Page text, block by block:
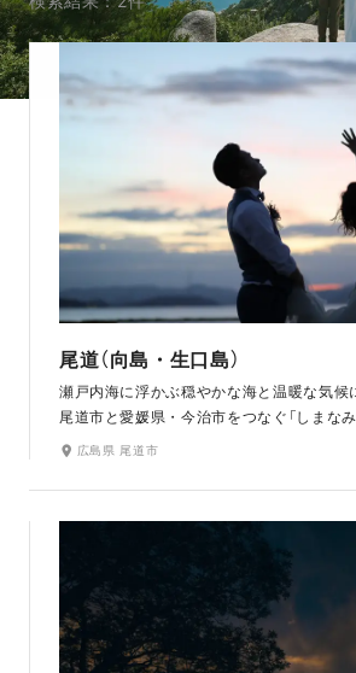
尾道（向島・生口島）
瀬戸内海に浮かぶ穏やかな海と温暖な気候
尾道市と愛媛県・今治市をつなぐ「しまな
らの撮影は、まるで旅気分。人気カフェ「立
感じながら撮影できます。白い大理石の「
外にいるようなフォトジェニックな景色で
広島県 尾道市